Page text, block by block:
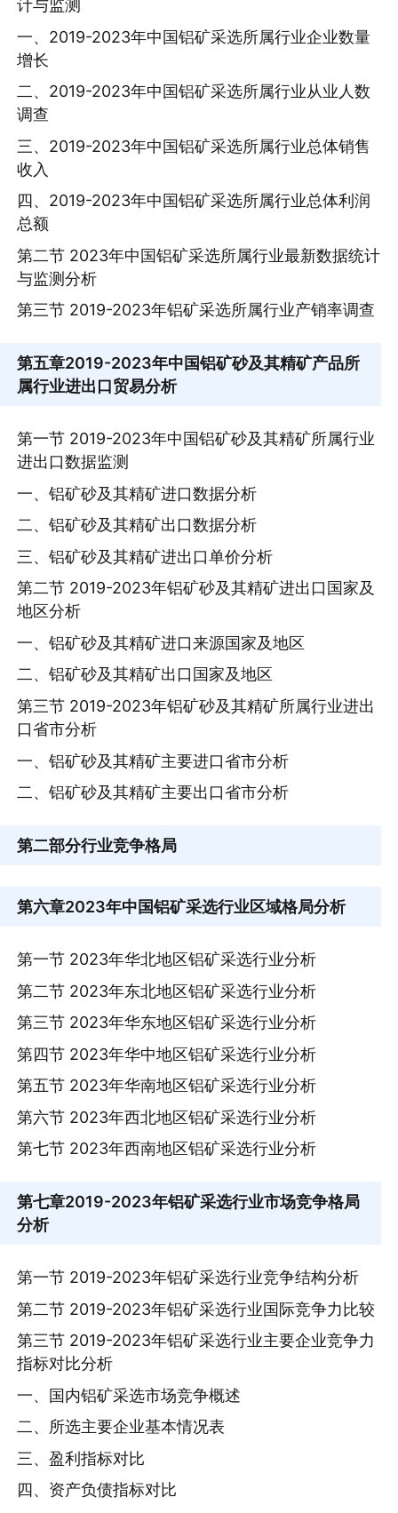
计与监测
一、2019-2023年中国铝矿采选所属行业企业数量
增长
二、2019-2023年中国铝矿采选所属行业从业人数
调查
三、2019-2023年中国铝矿采选所属行业总体销售
收入
四、2019-2023年中国铝矿采选所属行业总体利润
总额
第二节 2023年中国铝矿采选所属行业最新数据统计
与监测分析
第三节 2019-2023年铝矿采选所属行业产销率调查
第五章2019-2023年中国铝矿砂及其精矿产品所
属行业进出口贸易分析
第一节 2019-2023年中国铝矿砂及其精矿所属行业
进出口数据监测
一、铝矿砂及其精矿进口数据分析
二、铝矿砂及其精矿出口数据分析
三、铝矿砂及其精矿进出口单价分析
第二节 2019-2023年铝矿砂及其精矿进出口国家及
地区分析
一、铝矿砂及其精矿进口来源国家及地区
二、铝矿砂及其精矿出口国家及地区
第三节 2019-2023年铝矿砂及其精矿所属行业进出
口省市分析
一、铝矿砂及其精矿主要进口省市分析
二、铝矿砂及其精矿主要出口省市分析
第二部分行业竞争格局
第六章2023年中国铝矿采选行业区域格局分析
第一节 2023年华北地区铝矿采选行业分析
第二节 2023年东北地区铝矿采选行业分析
第三节 2023年华东地区铝矿采选行业分析
第四节 2023年华中地区铝矿采选行业分析
第五节 2023年华南地区铝矿采选行业分析
第六节 2023年西北地区铝矿采选行业分析
第七节 2023年西南地区铝矿采选行业分析
第七章2019-2023年铝矿采选行业市场竞争格局
分析
第一节 2019-2023年铝矿采选行业竞争结构分析
第二节 2019-2023年铝矿采选行业国际竞争力比较
第三节 2019-2023年铝矿采选行业主要企业竞争力
指标对比分析
一、国内铝矿采选市场竞争概述
二、所选主要企业基本情况表
三、盈利指标对比
四、资产负债指标对比